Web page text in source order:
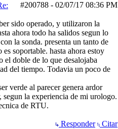
#200788 - 02/07/17 08:36 PM
sido operado, y utilizaron la
ahora todo ha salidos segun lo
la sonda. presenta un tanto de
es soportable. hasta ahora estoy
el doble de lo que desalojaba
del tiempo. Todavia un poco de
verde al parecer genera ardor
segun la experiencia de mi urologo.
de RTU.
Responder
Citar